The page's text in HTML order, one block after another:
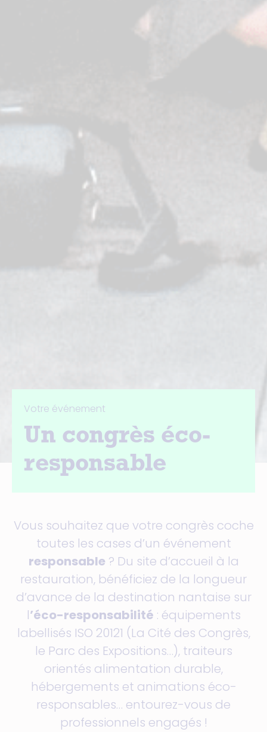
Votre événement
Un congrès éco-
responsable
Vous souhaitez que votre congrès coche
toutes les cases d’un événement
responsable ? Du site d’accueil à la
restauration, bénéficiez de la longueur
d’avance de la destination nantaise sur
l’éco-responsabilité : équipements
labellisés ISO 20121 (La Cité des Congrès,
le Parc des Expositions…), traiteurs
orientés alimentation durable,
hébergements et animations éco-
responsables… entourez-vous de
professionnels engagés !